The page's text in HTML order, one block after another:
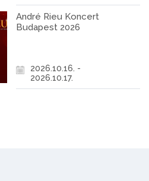
André Rieu Koncert
Budapest 2026
2026.10.16. -
2026.10.17.